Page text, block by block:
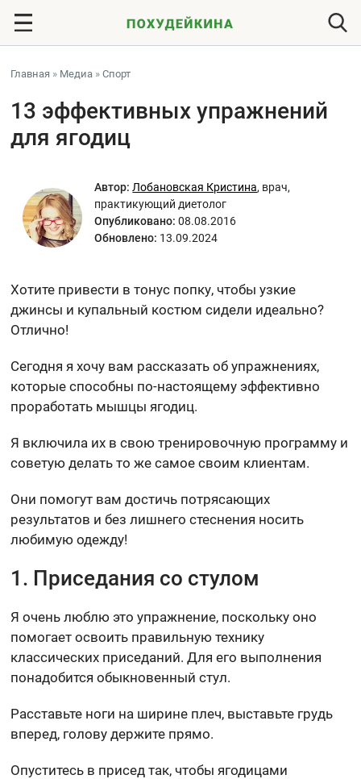
Главная » Медиа »Спорт
13 эффективных упражнений
для ягодиц
Автор: Лобановская Кристина, врач,
практикующий диетолог
Опубликовано: 08.08.2016
Обновлено: 13.09.2024
Хотите привести в тонус попку, чтобы узкие
джинсы и купальный костюм сидели идеально?
Отлично!
Сегодня я хочу вам рассказать об упражнениях,
которые способны по-настоящему эффективно
проработать мышцы ягодиц.
Я включила их в свою тренировочную программу и
советую делать то же самое своим клиентам.
Они помогут вам достичь потрясающих
результатов и без лишнего стеснения носить
любимую одежду!
1. Приседания со стулом
Я очень люблю это упражнение, поскольку оно
помогает освоить правильную технику
классических приседаний. Для его выполнения
понадобится обыкновенный стул.
Расставьте ноги на ширине плеч, выставьте грудь
вперед, голову держите прямо.
Опуститесь в присед так, чтобы ягодицами